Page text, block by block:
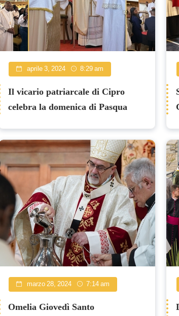
aprile 3, 2024 8:29 am
Il vicario patriarcale di Cipro
celebra la domenica di Pasqua
marzo 28, 2024 7:14 am
Omelia Giovedì Santo